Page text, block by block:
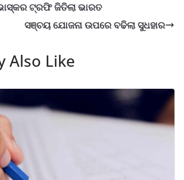
ଟ୍ରଫି ଜିତିଲା ଭାରତ
ସଞ୍ଚୟ ଯୋଜନା ଉପରେ ବଢିଲା ସୁଧହାର
Also Like